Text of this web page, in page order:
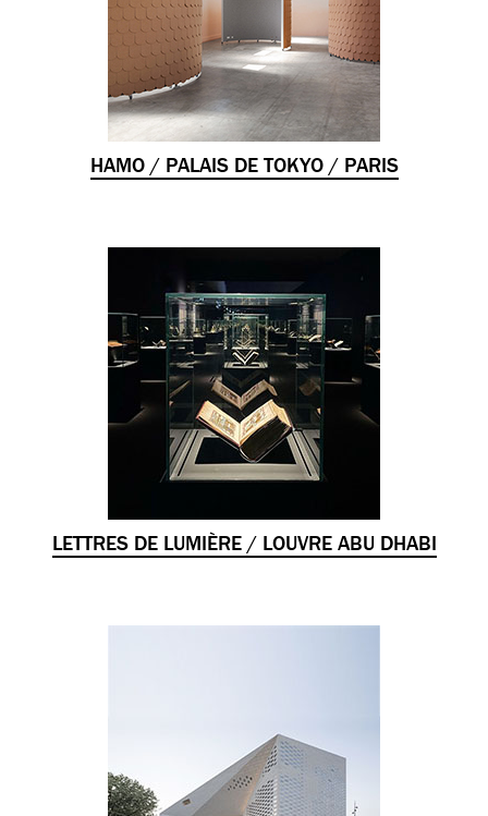
HAMO / PALAIS DE TOKYO / PARIS
LETTRES DE LUMIÈRE / LOUVRE ABU DHABI